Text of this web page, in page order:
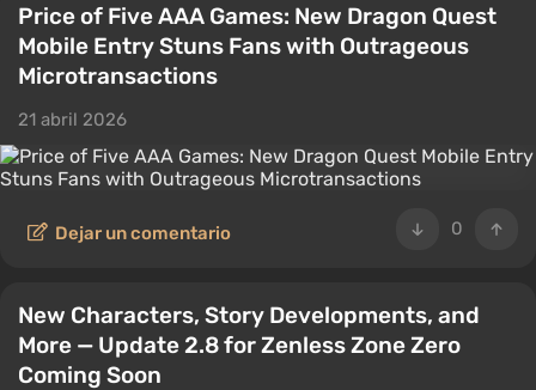
Price of Five AAA Games: New Dragon Quest
Mobile Entry Stuns Fans with Outrageous
Microtransactions
21 abril 2026
0
Dejar un comentario
New Characters, Story Developments, and
More — Update 2.8 for Zenless Zone Zero
Coming Soon